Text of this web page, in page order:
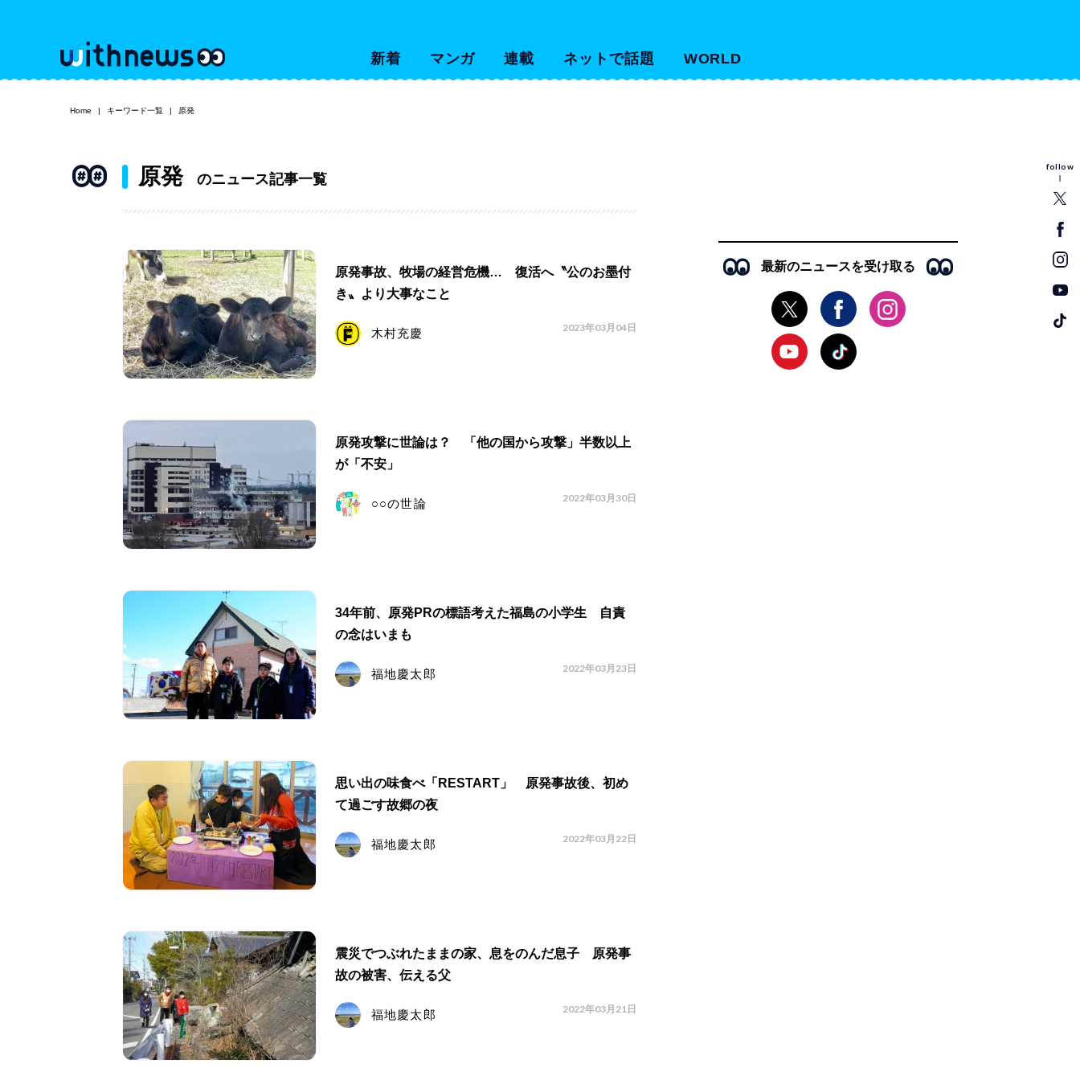
新着 マンガ 連載 ネットで話題 WORLD
follow
Home キーワード一覧 原発
原発 のニュース記事一覧
原発事故、牧場の経営危機… 復活へ〝公のお墨付
き〟より大事なこと
木村充慶 2023年03月04日
原発攻撃に世論は？ 「他の国から攻撃」半数以上
が「不安」
○○の世論 2022年03月30日
34年前、原発PRの標語考えた福島の小学生 自責
の念はいまも
福地慶太郎 2022年03月23日
思い出の味食べ「RESTART」 原発事故後、初め
て過ごす故郷の夜
福地慶太郎 2022年03月22日
震災でつぶれたままの家、息をのんだ息子 原発事
故の被害、伝える父
福地慶太郎 2022年03月21日
最新のニュースを受け取る